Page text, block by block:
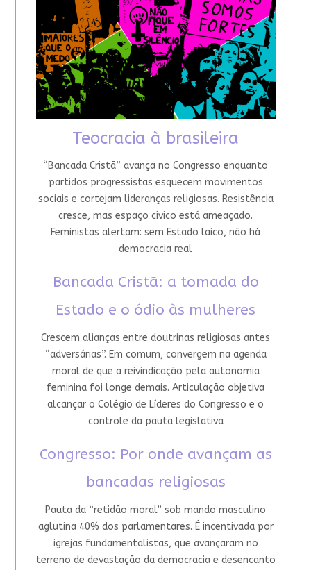
Teocracia à brasileira
“Bancada Cristã” avança no Congresso enquanto
partidos progressistas esquecem movimentos
sociais e cortejam lideranças religiosas. Resistência
cresce, mas espaço cívico está ameaçado.
Feministas alertam: sem Estado laico, não há
democracia real
Bancada Cristã: a tomada do
Estado e o ódio às mulheres
Crescem alianças entre doutrinas religiosas antes
“adversárias”. Em comum, convergem na agenda
moral de que a reivindicação pela autonomia
feminina foi longe demais. Articulação objetiva
alcançar o Colégio de Líderes do Congresso e o
controle da pauta legislativa
Congresso: Por onde avançam as
bancadas religiosas
Pauta da “retidão moral” sob mando masculino
aglutina 40% dos parlamentares. É incentivada por
igrejas fundamentalistas, que avançaram no
terreno de devastação da democracia e desencanto